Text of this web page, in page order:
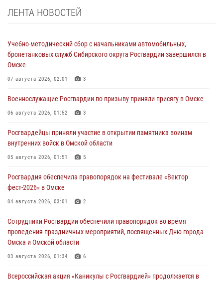
ЛЕНТА НОВОСТЕЙ
Учебно-методический сбор с начальниками автомобильных,
бронетанковых служб Сибирского округа Росгвардии завершился в
Омске
07 августа 2026, 02:01 3
Военнослужащие Росгвардии по призыву приняли присягу в Омске
06 августа 2026, 01:52 3
Росгвардейцы приняли участие в открытии памятника воинам
внутренних войск в Омской области
05 августа 2026, 01:51 5
Росгвардия обеспечила правопорядок на фестивале «Вектор
фест-2026» в Омске
04 августа 2026, 03:01 2
Сотрудники Росгвардии обеспечили правопорядок во время
проведения праздничных мероприятий, посвященных Дню города
Омска и Омской области
03 августа 2026, 01:34 6
Всероссийская акция «Каникулы с Росгвардией» продолжается в